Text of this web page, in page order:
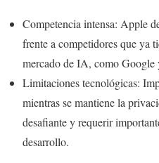
Competencia intensa: Apple
frente a competidores que ya
mercado de IA, como
Limitaciones tecnológicas:
mientras se mantiene la
desafiante y requerir
desarrollo.